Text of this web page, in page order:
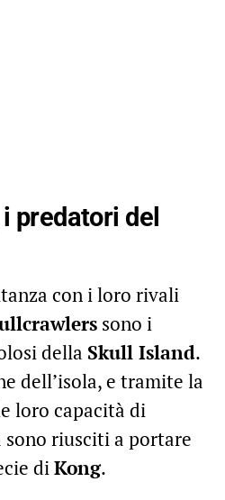
predatori del
con i loro rivali
sono i
della Skull Island.
dell’isola, e tramite la
loro capacità di
riusciti a portare
diKong.